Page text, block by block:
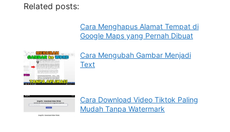
Related posts:
Cara Menghapus Alamat Tempat di
Google Maps yang Pernah Dibuat
Cara Mengubah Gambar Menjadi
Text
Cara Download Video Tiktok Paling
Mudah Tanpa Watermark